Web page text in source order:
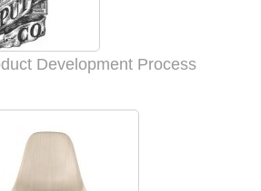
Development Process